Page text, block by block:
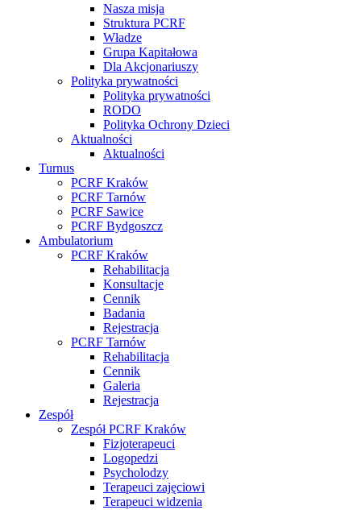
Nasza misja
Struktura PCRF
Władze
Grupa Kapitałowa
Dla Akcjonariuszy
Polityka prywatności
Polityka prywatności
RODO
Polityka Ochrony Dzieci
Aktualności
Aktualności
Turnus
PCRF Kraków
PCRF Tarnów
PCRF Sawice
PCRF Bydgoszcz
Ambulatorium
PCRF Kraków
Rehabilitacja
Konsultacje
Cennik
Badania
Rejestracja
PCRF Tarnów
Rehabilitacja
Cennik
Galeria
Rejestracja
Zespół
Zespół PCRF Kraków
Fizjoterapeuci
Logopedzi
Psycholodzy
Terapeuci zajęciowi
Terapeuci widzenia